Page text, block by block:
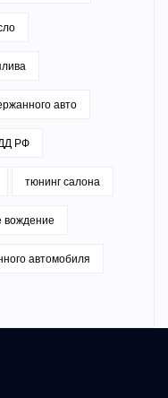
авто
РФ
тюнинг салона
вождение
автомобиля